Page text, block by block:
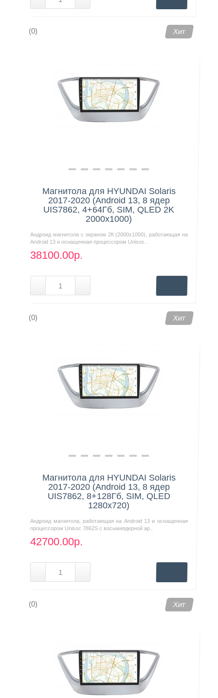
(0) Хит
Магнитола для HYUNDAI Solaris
2017-2020 (Android 13, 8 ядер
UIS7862, 4+64Гб, SIM, QLED 2K
2000x1000)
Андроид магнитола с экраном 2К (2000х1000), работающая на
Android 13 и оснащенная процессором Unisoc..
38100.00р.
(0) Хит
Магнитола для HYUNDAI Solaris
2017-2020 (Android 13, 8 ядер
UIS7862, 8+128Гб, SIM, QLED
1280x720)
Андроид магнитола, работающая на Android 13 и оснащенная
процессором Unisoc 7862S с восьмиядерной ар..
42700.00р.
(0) Хит